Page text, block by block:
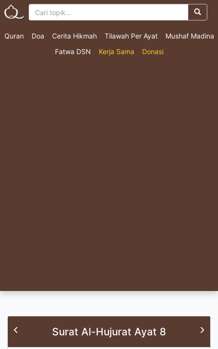
Quran Doa Cerita Hikmah Tilawah Per Ayat
Mushaf Madina
Fatwa DSN
Kerja Sama Donasi
Surat Al-Hujurat Ayat 8